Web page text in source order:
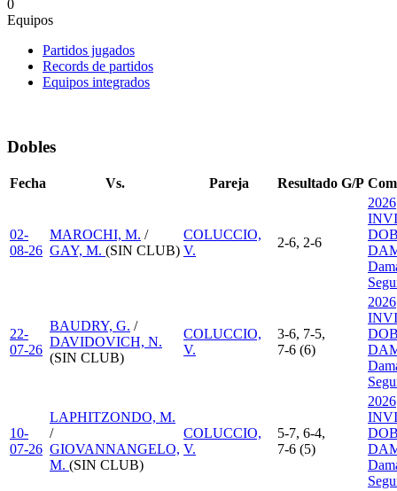
0
Equipos
Partidos jugados
Records de partidos
Equipos integrados
Dobles
Fecha Vs. Pareja Resultado G/P
02-
08-26
MAROCHI, M. /
GAY, M. (SIN CLUB)
COLUCCIO,
V.
2-6, 2-6
2026
22-
07-26
BAUDRY, G. /
DAVIDOVICH, N.
(SIN CLUB)
COLUCCIO,
V.
3-6, 7-5,
7-6 (6)
2026
10-
07-26
LAPHITZONDO, M.
/
GIOVANNANGELO,
M. (SIN CLUB)
COLUCCIO,
V.
5-7, 6-4,
7-6 (5)
2026